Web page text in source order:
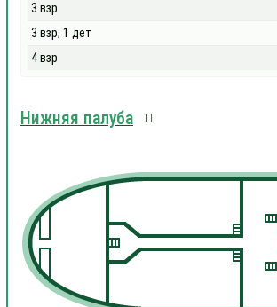
3 взр
3 взр; 1 дет
4 взр
Нижняя палуба